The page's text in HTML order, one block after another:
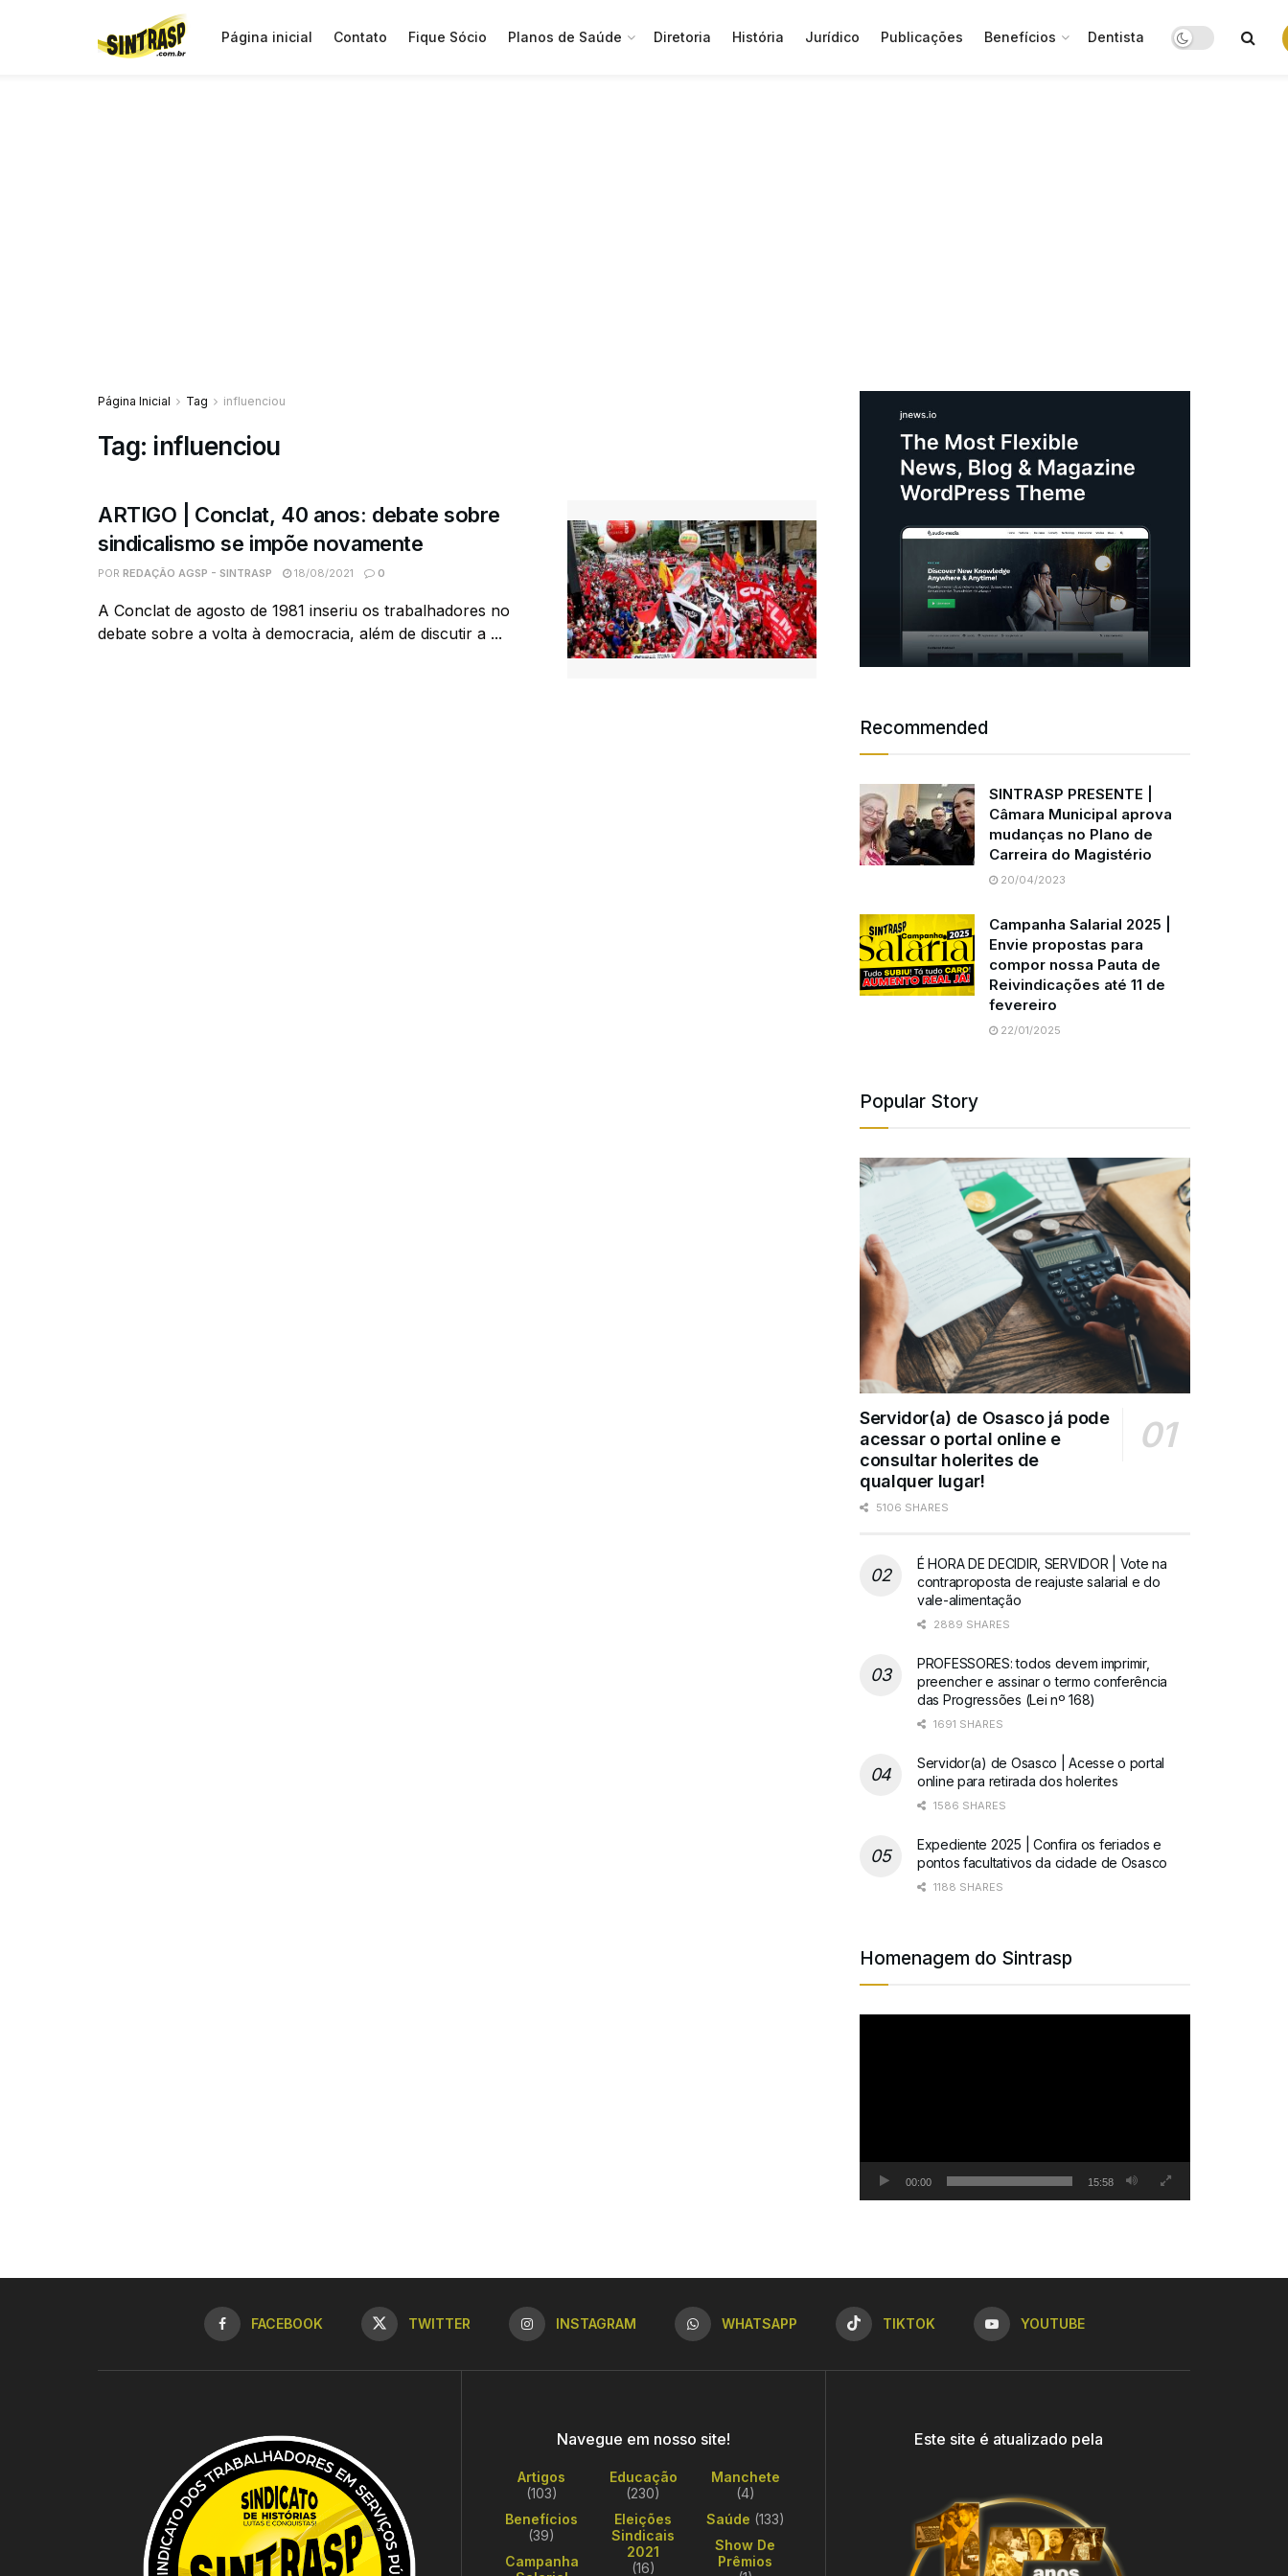
Página inicial Contato Fique Sócio Planos de Saúde Diretoria História Jurídico Publicações Benefícios Dentista
Página Inicial Tag influenciou
Tag: influenciou
ARTIGO | Conclat, 40 anos: debate sobre
sindicalismo se impõe novamente
POR REDAÇÃO AGSP - SINTRASP 18/08/2021 0
A Conclat de agosto de 1981 inseriu os trabalhadores no
debate sobre a volta à democracia, além de discutir a ...
Recommended
SINTRASP PRESENTE |
Câmara Municipal aprova
mudanças no Plano de
Carreira do Magistério
20/04/2023
Campanha Salarial 2025 |
Envie propostas para
compor nossa Pauta de
Reivindicações até 11 de
fevereiro
22/01/2025
Popular Story
Servidor(a) de Osasco já pode
acessar o portal online e
consultar holerites de
qualquer lugar!
5106 SHARES
É HORA DE DECIDIR, SERVIDOR | Vote na
contraproposta de reajuste salarial e do
vale-alimentação
2889 SHARES
PROFESSORES: todos devem imprimir,
preencher e assinar o termo conferência
das Progressões (Lei nº 168)
1691 SHARES
Servidor(a) de Osasco | Acesse o portal
online para retirada dos holerites
1586 SHARES
Expediente 2025 | Confira os feriados e
pontos facultativos da cidade de Osasco
1188 SHARES
Homenagem do Sintrasp
00:00 15:58
FACEBOOK TWITTER INSTAGRAM WHATSAPP TIKTOK YOUTUBE
Navegue em nosso site!
Artigos
(103)
Benefícios
(39)
Campanha
Educação
(230)
Eleições
Sindicais
2021
(16)
Manchete
(4)
Saúde (133)
Show De
Prêmios
Este site é atualizado pela